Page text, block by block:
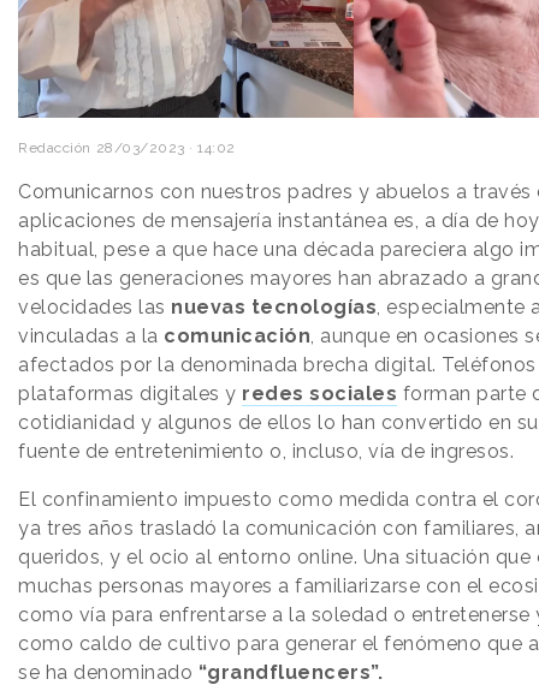
Redacción 28/03/2023 · 14:02
Comunicarnos con nuestros padres y abuelos a través
aplicaciones de mensajería instantánea es, a día de
habitual, pese a que hace una década pareciera algo
es que las generaciones mayores han abrazado a
velocidades las nuevas tecnologías , especialmente
vinculadas a la comunicación , aunque en ocasiones
afectados por la denominada brecha digital.
plataformas digitales y redes sociales forman parte
cotidianidad y algunos de ellos lo han convertido en
fuente de entretenimiento o, incluso, vía de ingresos.
El confinamiento impuesto como medida contra el
ya tres años trasladó la comunicación con familiares,
queridos, y el ocio al entorno online. Una situación que
muchas personas mayores a familiarizarse con el
como vía para enfrentarse a la soledad o entretenerse
como caldo de cultivo para generar el fenómeno que
se ha denominado “grandfluencers”.